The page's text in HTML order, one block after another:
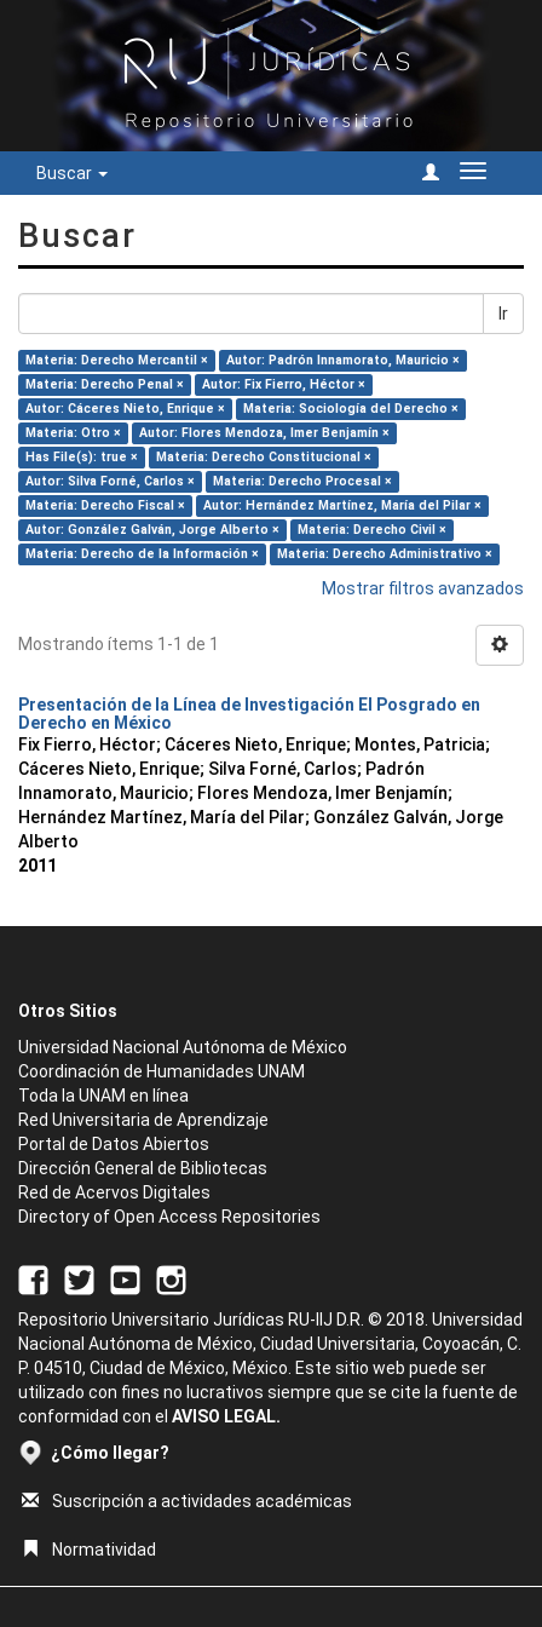
Buscar
Cambiar
Buscar
Ir
Materia: Derecho Mercantil ×
Autor: Padrón Innamorato, Mauricio ×
Materia: Derecho Penal ×
Autor: Fix Fierro, Héctor ×
Autor: Cáceres Nieto, Enrique ×
Materia: Sociología del Derecho ×
Materia: Otro ×
Autor: Flores Mendoza, Imer Benjamín ×
Has File(s): true ×
Materia: Derecho Constitucional ×
Autor: Silva Forné, Carlos ×
Materia: Derecho Procesal ×
Materia: Derecho Fiscal ×
Autor: Hernández Martínez, María del Pilar ×
Autor: González Galván, Jorge Alberto ×
Materia: Derecho Civil ×
Materia: Derecho de la Información ×
Materia: Derecho Administrativo ×
Mostrar filtros avanzados
Mostrando ítems 1-1 de 1
Presentación de la Línea de Investigación El Posgrado en
Derecho en México
Fix Fierro, Héctor; Cáceres Nieto, Enrique; Montes, Patricia;
Cáceres Nieto, Enrique; Silva Forné, Carlos; Padrón
Innamorato, Mauricio; Flores Mendoza, Imer Benjamín;
Hernández Martínez, María del Pilar; González Galván, Jorge
Alberto
2011
Otros Sitios
Universidad Nacional Autónoma de México
Coordinación de Humanidades UNAM
Toda la UNAM en línea
Red Universitaria de Aprendizaje
Portal de Datos Abiertos
Dirección General de Bibliotecas
Red de Acervos Digitales
Directory of Open Access Repositories
Repositorio Universitario Jurídicas RU-IIJ D.R. © 2018. Universidad
Nacional Autónoma de México, Ciudad Universitaria, Coyoacán, C.
P. 04510, Ciudad de México, México. Este sitio web puede ser
utilizado con fines no lucrativos siempre que se cite la fuente de
conformidad con el AVISO LEGAL.
¿Cómo llegar?
Suscripción a actividades académicas
Normatividad